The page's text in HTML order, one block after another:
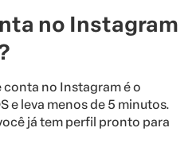
no Instagram
no Instagram é o
e leva menos de 5 minutos.
já tem perfil pronto para